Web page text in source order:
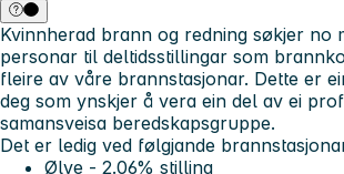
Kvinnherad brann og redning søkjer no
personar til deltidsstillingar som
fleire av våre brannstasjonar. Dette er
deg som ynskjer å vera ein del av ei
samansveisa beredskapsgruppe.
Det er ledig ved følgjande
Ølve - 2.06% stilling